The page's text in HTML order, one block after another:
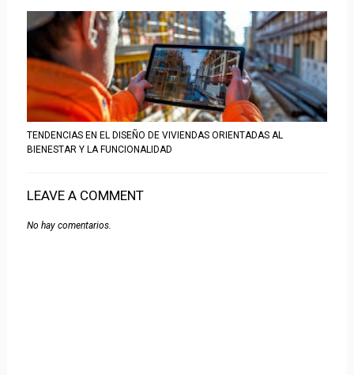
TENDENCIAS EN EL DISEÑO DE VIVIENDAS ORIENTADAS AL
BIENESTAR Y LA FUNCIONALIDAD
LEAVE A COMMENT
No hay comentarios.